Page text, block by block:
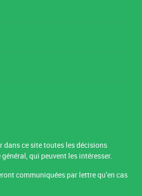
dans ce site toutes les décisions
qui peuvent les intéresser.
communiquées par lettre qu’en cas